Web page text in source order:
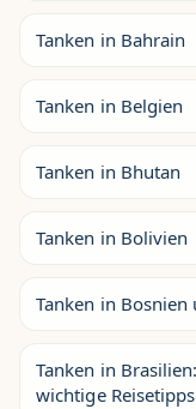
Tanken in Bahrain
Tanken in Belgien
Tanken in Bhutan
Tanken in Bolivien
Tanken in
Tanken in
wichtige Reisetipps